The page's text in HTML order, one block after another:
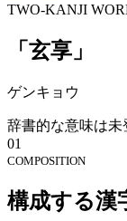
TWO-KANJI
「玄享」
ゲンキョウ
辞書的な意味は未
01
COMPOSITION
構成する漢